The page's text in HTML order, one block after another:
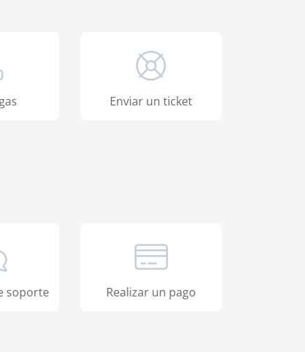
Enviar un ticket
soporte Realizar un pago